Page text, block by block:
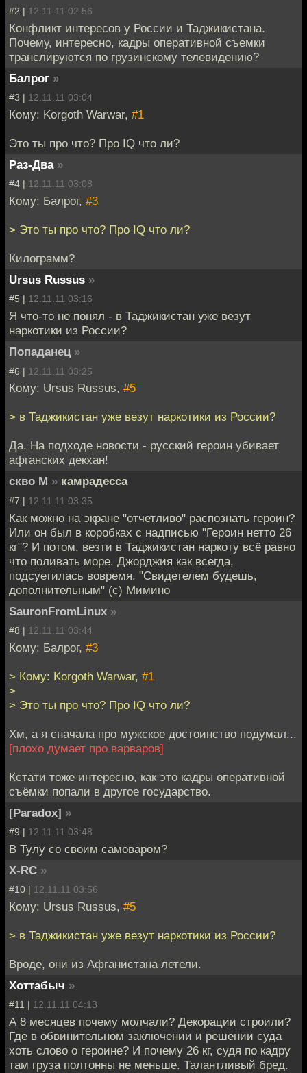
#2 | 12.11.11 02:56
Конфликт интересов у России и Таджикистана.
Почему, интересно, кадры оперативной съемки
транслируются по грузинскому телевидению?
Балрог »
#3 | 12.11.11 03:04
Кому: Korgoth Warwar, #1
Это ты про что? Про IQ что ли?
Раз-Два »
#4 | 12.11.11 03:08
Кому: Балрог, #3
> Это ты про что? Про IQ что ли?
Килограмм?
Ursus Russus »
#5 | 12.11.11 03:16
Я что-то не понял - в Таджикистан уже везут
наркотики из России?
Попаданец »
#6 | 12.11.11 03:25
Кому: Ursus Russus, #5
> в Таджикистан уже везут наркотики из России?
Да. На подходе новости - русский героин убивает
афганских декхан!
скво М » камрадесса
#7 | 12.11.11 03:35
Как можно на экране "отчетливо" распознать героин?
Или он был в коробках с надписью "Героин нетто 26
кг"? И потом, везти в Таджикистан наркоту всё равно
что поливать море. Джорджия как всегда,
подсуетилась вовремя. "Свидетелем будешь,
дополнительным" (с) Мимино
SauronFromLinux »
#8 | 12.11.11 03:44
Кому: Балрог, #3
> Кому: Korgoth Warwar, #1
>
> Это ты про что? Про IQ что ли?
Хм, а я сначала про мужское достоинство подумал...
[плохо думает про варваров]
Кстати тоже интересно, как это кадры оперативной
съёмки попали в другое государство.
[Paradox] »
#9 | 12.11.11 03:48
В Тулу со своим самоваром?
X-RC »
#10 | 12.11.11 03:56
Кому: Ursus Russus, #5
> в Таджикистан уже везут наркотики из России?
Вроде, они из Афганистана летели.
Хоттабыч »
#11 | 12.11.11 04:13
А 8 месяцев почему молчали? Декорации строили?
Где в обвинительном заключении и решении суда
хоть слово о героине? И почему 26 кг, судя по кадру
там груза полтонны не меньше. Талантливый бред.